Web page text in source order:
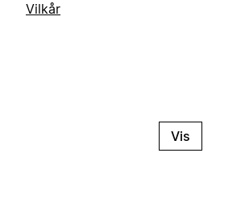
Vilkår
Vis